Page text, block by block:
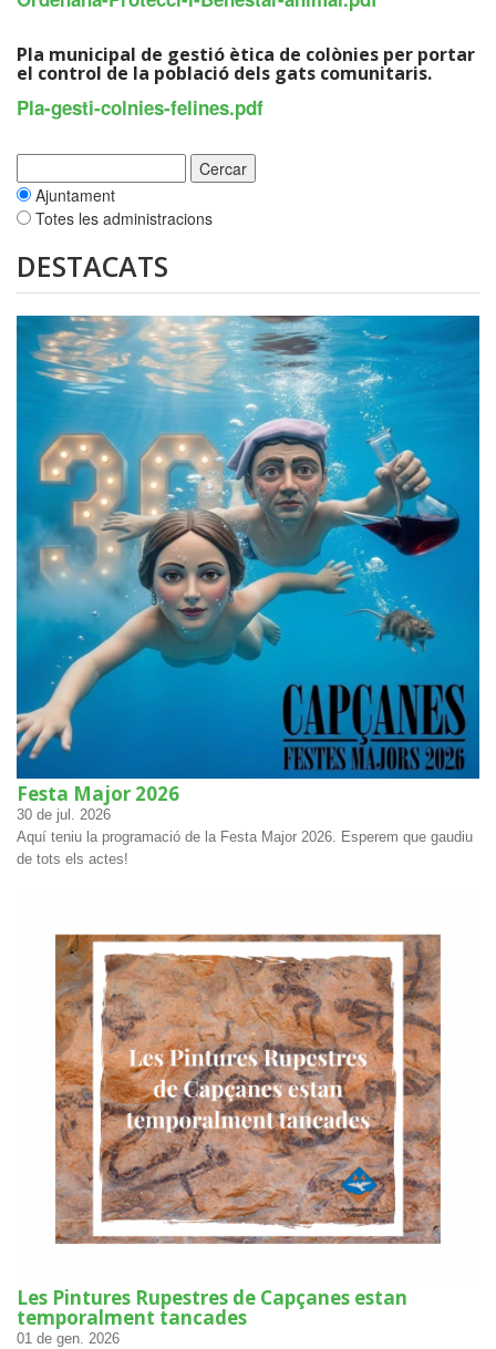
Pla municipal de gestió ètica de colònies per portar
el control de la població dels gats comunitaris.
Pla-gesti-colnies-felines.pdf
Ajuntament
Totes les administracions
DESTACATS
Festa Major 2026
30 de jul. 2026
Aquí teniu la programació de la Festa Major 2026. Esperem que gaudiu
de tots els actes!
Les Pintures Rupestres de Capçanes estan
temporalment tancades
01 de gen. 2026